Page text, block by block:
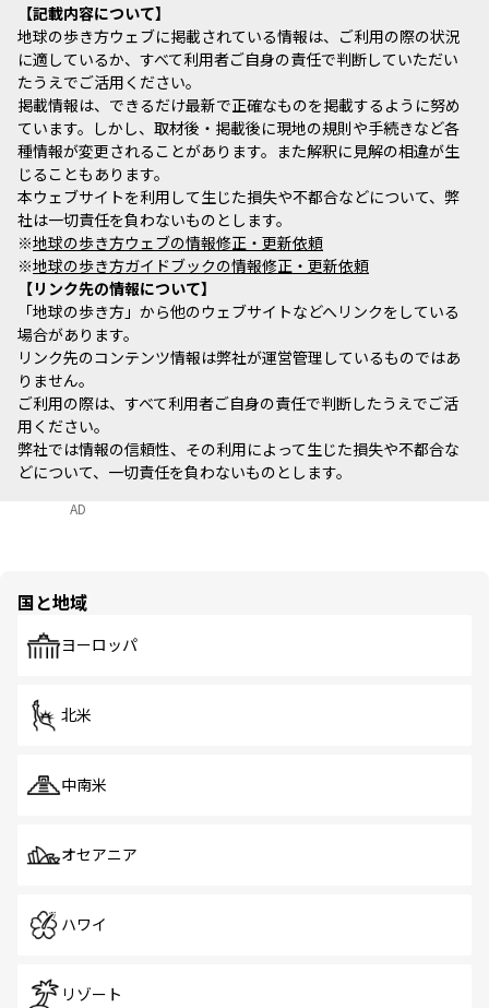
記載内容について
地球の歩き方ウェブに掲載されている情報は、ご利用の際の状況
に適しているか、すべて利用者ご自身の責任で判断していただい
たうえでご活用ください。
掲載情報は、できるだけ最新で正確なものを掲載するように努め
ています。しかし、取材後・掲載後に現地の規則や手続きなど各
種情報が変更されることがあります。また解釈に見解の相違が生
じることもあります。
本ウェブサイトを利用して生じた損失や不都合などについて、弊
社は一切責任を負わないものとします。
※地球の歩き方ウェブの情報修正・更新依頼
※地球の歩き方ガイドブックの情報修正・更新依頼
リンク先の情報について
「地球の歩き方」から他のウェブサイトなどへリンクをしている
場合があります。
リンク先のコンテンツ情報は弊社が運営管理しているものではあ
りません。
ご利用の際は、すべて利用者ご自身の責任で判断したうえでご活
用ください。
弊社では情報の信頼性、その利用によって生じた損失や不都合な
どについて、一切責任を負わないものとします。
AD
国と地域
ヨーロッパ
北米
中南米
オセアニア
ハワイ
リゾート